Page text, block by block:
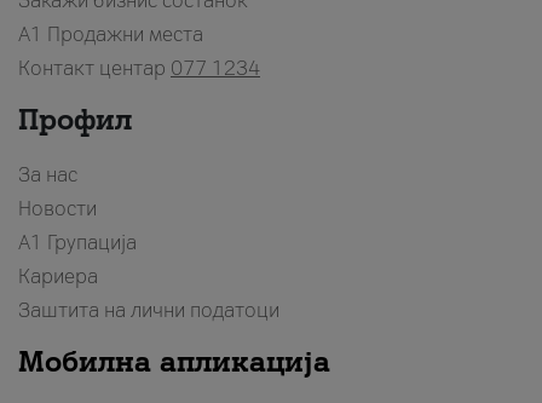
A1 Продажни места
Контакт центар 077 1234
Профил
За нас
Новости
А1 Групација
Кариера
Заштита на лични податоци
Мобилна апликација